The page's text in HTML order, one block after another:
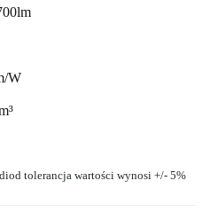
lm
W
tolerancja wartości wynosi +/- 5%